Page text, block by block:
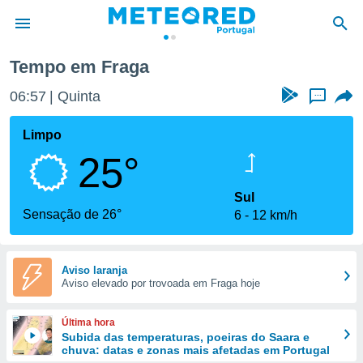
da
foi
fornecidas
a este
das
e
forma
digital
Tempo em Fraga
06:57 Quinta ...
Limpo
25°
Sensação de 26°
Sul
6
12 km/h
Aviso laranja
Aviso elevado por trovoada em Fraga hoje
Última hora
Subida das temperaturas, poeiras do Saara e
chuva: datas e zonas mais afetadas em Portugal